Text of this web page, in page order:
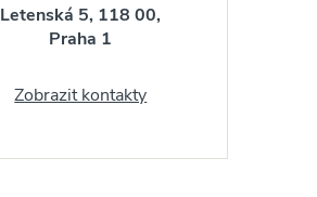
Letenská 5, 118 00,
Praha 1
Zobrazit kontakty